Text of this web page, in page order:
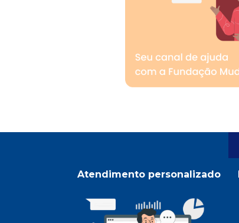
Atendimento personalizado